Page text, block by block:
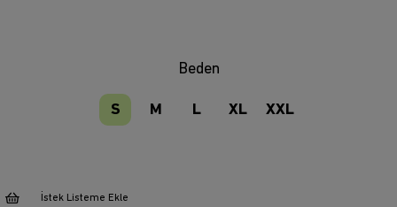
Beden
S M L XL XXL
İstek Listeme Ekle